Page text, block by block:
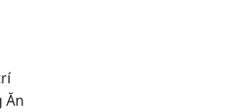
Ăn